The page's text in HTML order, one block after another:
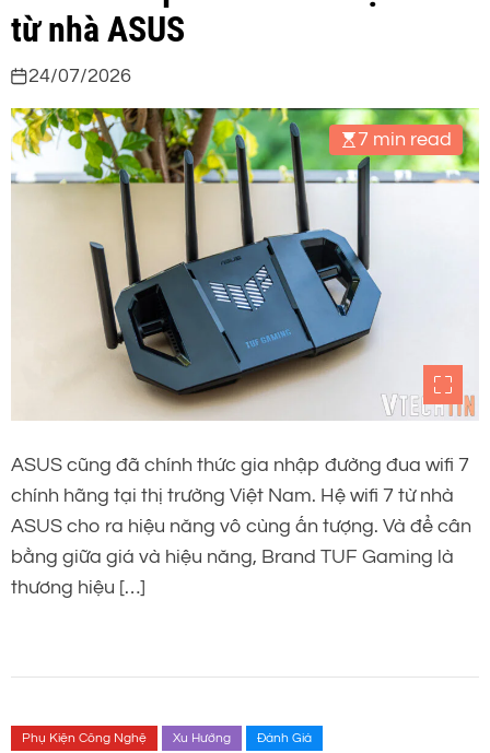
từ nhà ASUS
24/07/2026
7 min read
ASUS cũng đã chính thức gia nhập đường đua wifi 7
chính hãng tại thị trường Việt Nam. Hệ wifi 7 từ nhà
ASUS cho ra hiệu năng vô cùng ấn tượng. Và để cân
bằng giữa giá và hiệu năng, Brand TUF Gaming là
thương hiệu […]
Phụ Kiện Công Nghệ Xu Hướng Đánh Giá